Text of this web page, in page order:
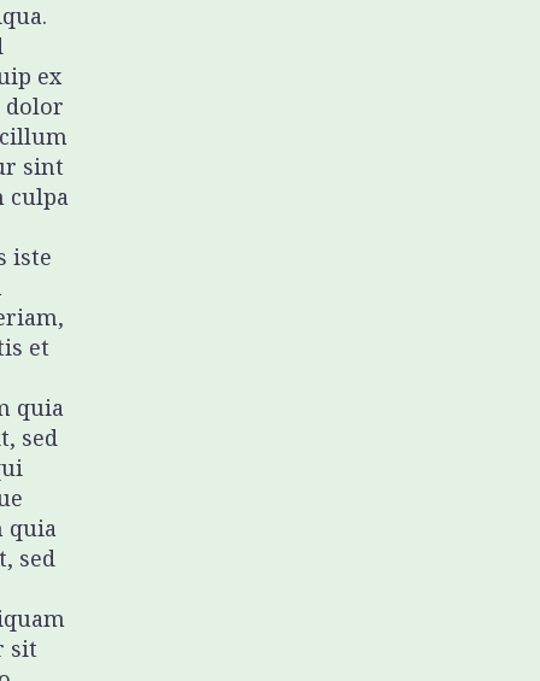
ex
dolor
sint
culpa
iste
et
quia
sed
quia
sed
sit